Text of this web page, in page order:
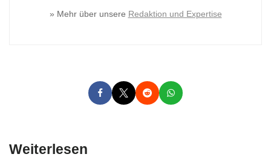
» Mehr über unsere Redaktion und Expertise
Weiterlesen